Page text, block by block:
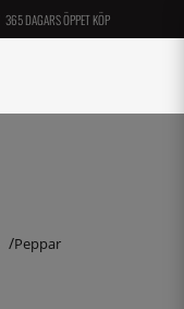
365 DAGARS ÖPPET KÖP
Peppar